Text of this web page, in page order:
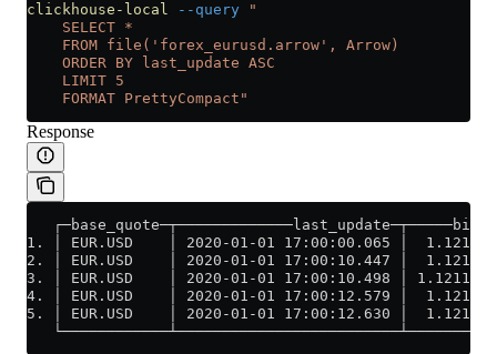
clickhouse-local --query "
    SELECT *
    FROM file('forex_eurusd.arrow', Arrow)
    ORDER BY last_update ASC
    LIMIT 5
    FORMAT PrettyCompact"
Response
1. │ EUR.USD    │ 2020-01-01 17:00:00.065 │  1.1212 │
2. │ EUR.USD    │ 2020-01-01 17:00:10.447 │  1.1212 │
3. │ EUR.USD    │ 2020-01-01 17:00:10.498 │ 1.12117 │
4. │ EUR.USD    │ 2020-01-01 17:00:12.579 │  1.1212 │
5. │ EUR.USD    │ 2020-01-01 17:00:12.630 │  1.1212 │